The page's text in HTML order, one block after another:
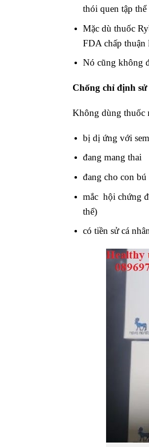
thói quen tập thể
Mặc dù thuốc
FDA chấp thuận
Nó cũng không
Chống chỉ định
Không dùng thuốc
bị dị ứng với
đang mang thai
đang cho con bú
mắc hội chứng
thể)
có tiền sử cá